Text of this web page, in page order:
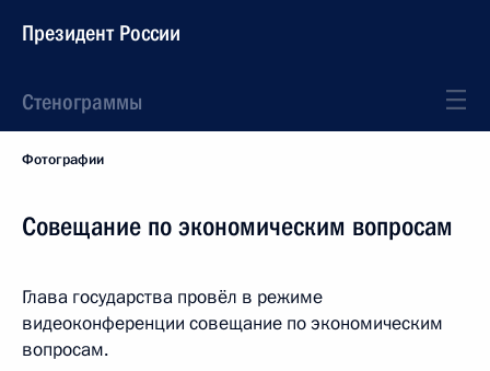
Президент России
Стенограммы
Фотографии
Совещание по экономическим вопросам
Глава государства провёл в режиме
видеоконференции совещание по экономическим
вопросам.